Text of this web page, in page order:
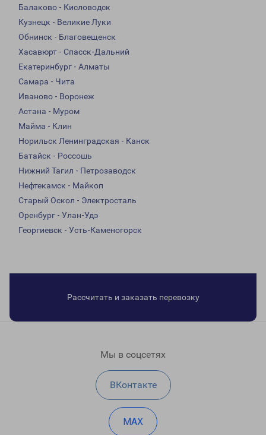
Балаково - Кисловодск
Кузнецк - Великие Луки
Обнинск - Благовещенск
Хасавюрт - Спасск-Дальний
Екатеринбург - Алматы
Самара - Чита
Иваново - Воронеж
Астана - Муром
Майма - Клин
Норильск Ленинградская - Канск
Батайск - Россошь
Нижний Тагил - Петрозаводск
Нефтекамск - Майкоп
Старый Оскол - Электросталь
Оренбург - Улан-Удэ
Георгиевск - Усть-Каменогорск
Рассчитать и заказать перевозку
Мы в соцсетях
ВКонтакте
MAX